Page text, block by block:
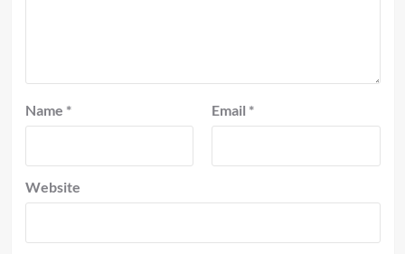
Name * Email *
Website